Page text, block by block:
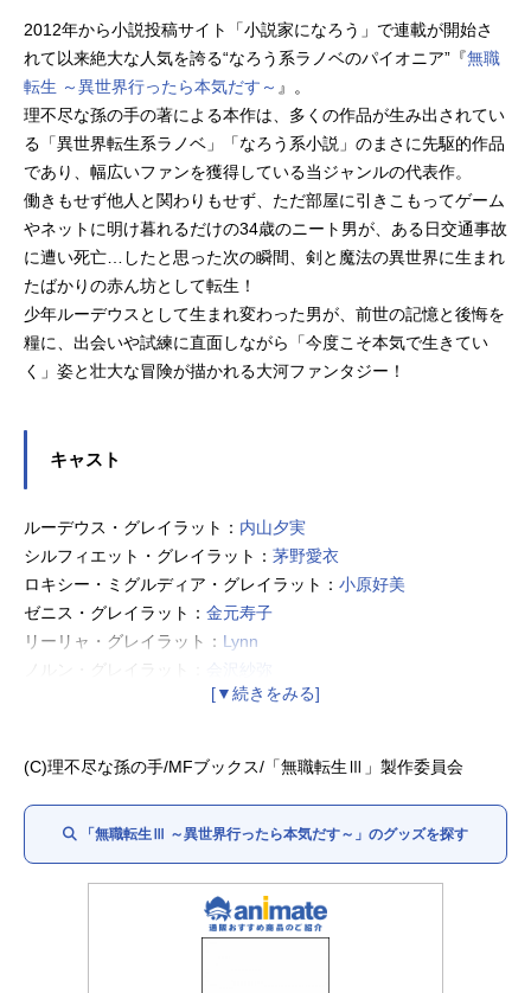
2012年から小説投稿サイト「小説家になろう」で連載が開始さ
れて以来絶大な人気を誇る“なろう系ラノベのパイオニア”『無職
転生 ～異世界行ったら本気だす～ 』。
理不尽な孫の手の著による本作は、多くの作品が生み出されてい
る「異世界転生系ラノベ」「なろう系小説」のまさに先駆的作品
であり、幅広いファンを獲得している当ジャンルの代表作。
働きもせず他人と関わりもせず、ただ部屋に引きこもってゲーム
やネットに明け暮れるだけの34歳のニート男が、ある日交通事故
に遭い死亡…したと思った次の瞬間、剣と魔法の異世界に生まれ
たばかりの赤ん坊として転生！
少年ルーデウスとして生まれ変わった男が、前世の記憶と後悔を
糧に、出会いや試練に直面しながら「今度こそ本気で生きてい
く」姿と壮大な冒険が描かれる大河ファンタジー！
キャスト
ルーデウス・グレイラット： 内山夕実
シルフィエット・グレイラット： 茅野愛衣
ロキシー・ミグルディア・グレイラット： 小原好美
ゼニス・グレイラット： 金元寿子
リーリャ・グレイラット： Lynn
ノルン・グレイラット：
アイシャ・グレイラット：高田憂希
ザノバ・シーローン：
鶴岡聡
アリエル・アネモイ・アスラ：上田麗奈
ルーク・ノトス・グレイラット：興津和幸
リニアーナ・デドルディア：ファイルーズあい
プルセナ・アドルディア：田中美海
諸星すみれ
(C)理不尽な孫の手/MFブックス/「無職転生Ⅲ」製作委員会
「無職転生Ⅲ ～異世界行ったら本気だす～」のグッズを探す